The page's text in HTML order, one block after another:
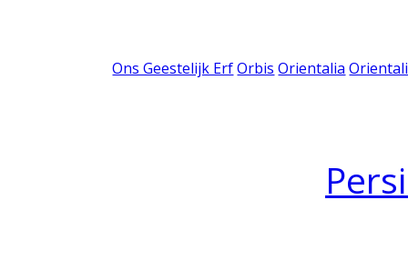
Ons Geestelijk Erf Orbis Orientalia